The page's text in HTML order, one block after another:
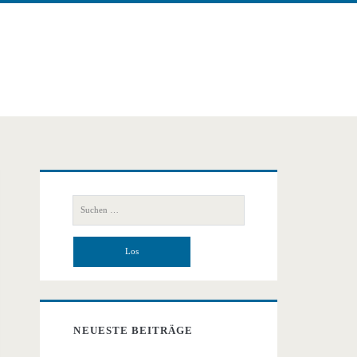
Primäre
Seitenleiste
nach:
NEUESTE BEITRÄGE